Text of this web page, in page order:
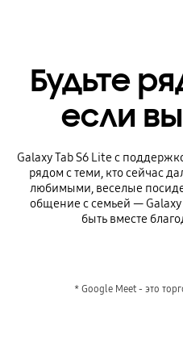
Будьте
если
Galaxy Tab S6 Lite с
рядом с теми, кто сейчас
любимыми, веселые
общение с семьей — Galaxy
быть вместе
* Google Meet - это